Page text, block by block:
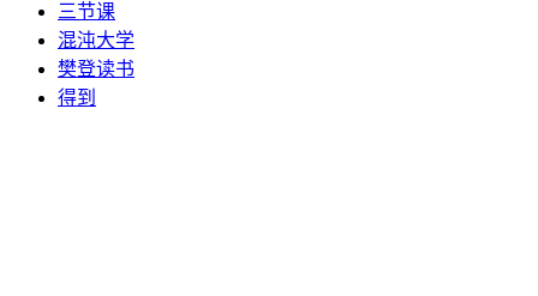
三节课
混沌大学
樊登读书
得到